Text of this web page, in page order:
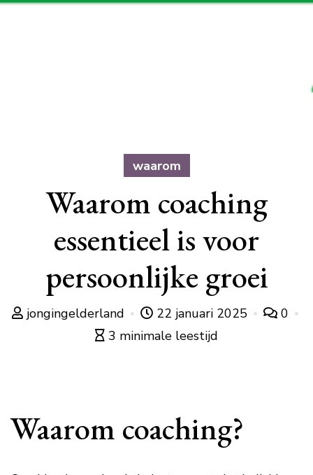
waarom
Waarom coaching
essentieel is voor
persoonlijke groei
jongingelderland 22 januari 2025
0
3 minimale leestijd
Waarom coaching?